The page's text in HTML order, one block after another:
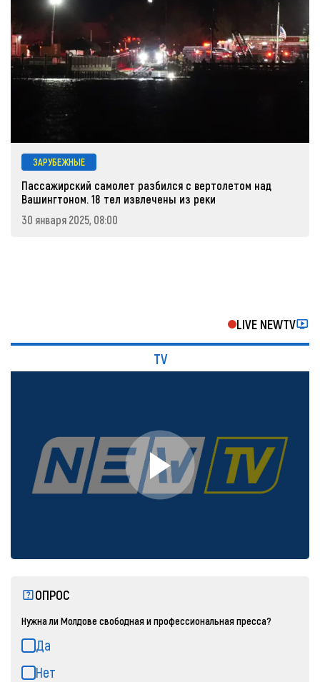
ЗАРУБЕЖНЫЕ
Пассажирский самолет разбился с вертолетом над
Вашингтоном. 18 тел извлечены из реки
30 января 2025, 08:00
LIVE NEWTV
TV
ОПРОС
Нужна ли Молдове свободная и профессиональная пресса?
Да
Нет